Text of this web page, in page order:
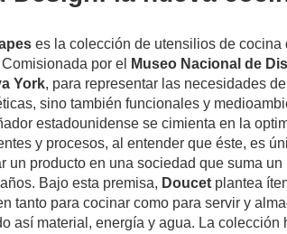
es la colección de utensilios de cocina
Comisionada por el
Museo Nacional de
York, para representar las necesidades
sino también funcionales y
estadounidense se cimienta en la
y procesos, al entender que éste, es
un producto en una sociedad que suma
Bajo esta premisa, Doucet plantea
tanto para cocinar como para servir y
así material, energía y agua. La colección